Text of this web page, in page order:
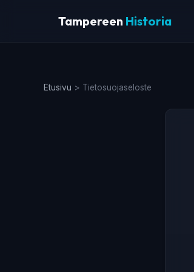
Tampereen Historia
Etusivu > Tietosuojaseloste